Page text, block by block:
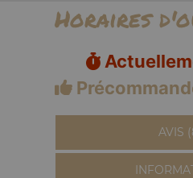
Horaires
AVIS